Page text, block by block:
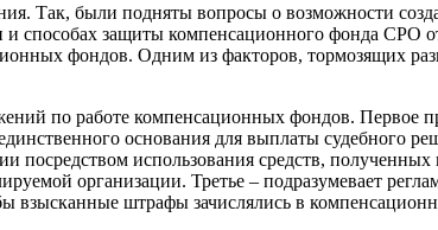
Так, были подняты вопросы о возможности
и способах защиты компенсационного фонда СРО
фондов. Одним из факторов, тормозящих
по работе компенсационных фондов. Первое
основания для выплаты судебного
посредством использования средств,
организации. Третье – подразумевает
взысканные штрафы зачислялись в